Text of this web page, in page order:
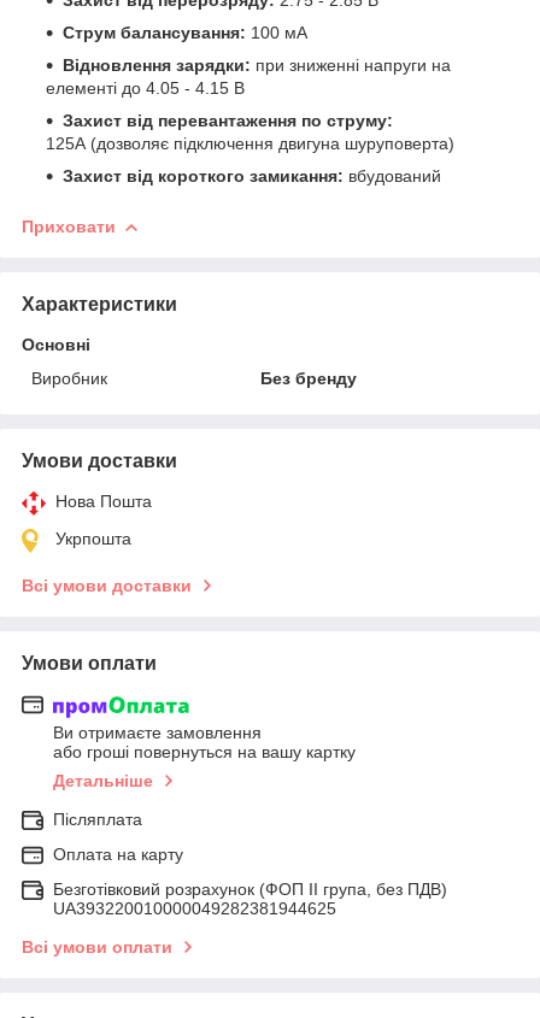
Струм балансування: 100 мА
Відновлення зарядки: при зниженні напруги на
елементі до 4.05 - 4.15 В
Захист від перевантаження по струму:
125А (дозволяє підключення двигуна шуруповерта)
Захист від короткого замикання: вбудований
Приховати
Характеристики
Основні
Виробник
Без бренду
Умови доставки
Нова Пошта
Укрпошта
Всі умови доставки
Умови оплати
Ви отримаєте замовлення
або гроші повернуться на вашу картку
Детальніше
Післяплата
Оплата на карту
Безготівковий розрахунок (ФОП ІІ група, без ПДВ)
UA393220010000049282381944625
Всі умови оплати